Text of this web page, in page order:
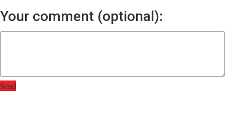
Your comment (optional):
Send